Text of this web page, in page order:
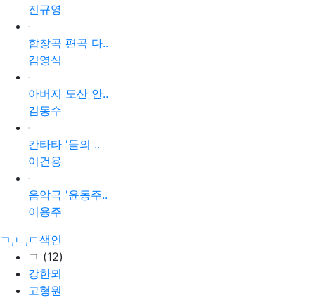
진규영
합창곡 편곡 다..
김영식
아버지 도산 안..
김동수
칸타타 '들의 ..
이건용
음악극 '윤동주..
이용주
ㄱ,ㄴ,ㄷ색인
ㄱ (12)
강한뫼
고형원